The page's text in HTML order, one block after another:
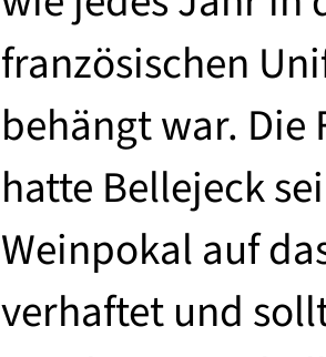
französischen
behängt war. Die
hatte Bellejeck
Weinpokal auf
verhaftet und